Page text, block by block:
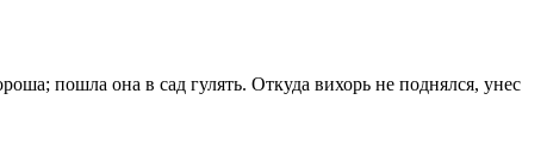
пошла она в сад гулять. Откуда вихорь не поднялся, унес